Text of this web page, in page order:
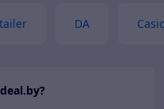
DA